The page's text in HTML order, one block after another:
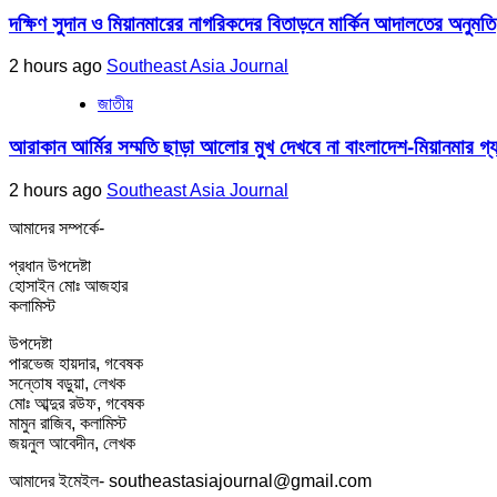
দক্ষিণ সুদান ও মিয়ানমারের নাগরিকদের বিতাড়নে মার্কিন আদালতের অনুমতি
2 hours ago Southeast Asia Journal
জাতীয়
আরাকান আর্মির সম্মতি ছাড়া আলোর মুখ দেখবে না বাংলাদেশ-মিয়ানমার
2 hours ago Southeast Asia Journal
আমাদের সম্পর্কে-
প্রধান উপদেষ্টা
হোসাইন মোঃ আজহার
কলামিস্ট
উপদেষ্টা
পারভেজ হায়দার, গবেষক
সন্তোষ বড়ুয়া, লেখক
মোঃ আব্দুর রউফ, গবেষক
মামুন রাজিব, কলামিস্ট
জয়নুল আবেদীন, লেখক
আমাদের ইমেইল- southeastasiajournal@gmail.com